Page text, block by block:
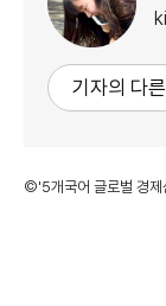
기자의 다
©'5개국어 글로벌 경제